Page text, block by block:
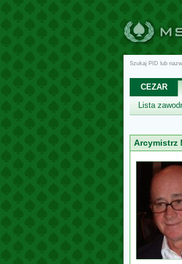
Szukaj PID lub
CEZAR
Lista
Arcymistrz